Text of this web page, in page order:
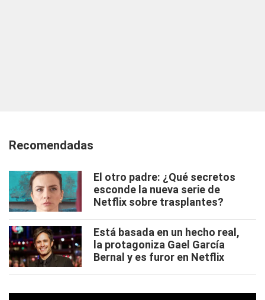
Recomendadas
El otro padre: ¿Qué secretos
esconde la nueva serie de
Netflix sobre trasplantes?
Está basada en un hecho real,
la protagoniza Gael García
Bernal y es furor en Netflix